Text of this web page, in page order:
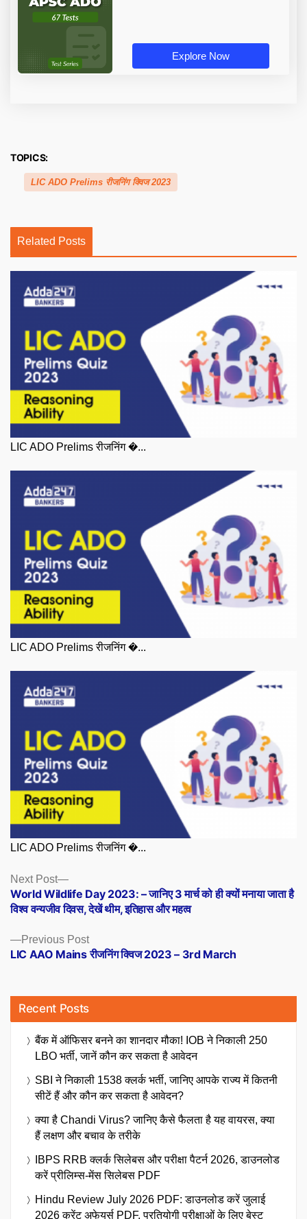
Explore Now
TOPICS:
LIC ADO Prelims रीजनिंग क्विज 2023
Related Posts
LIC ADO Prelims रीजनिंग �...
LIC ADO Prelims रीजनिंग �...
LIC ADO Prelims रीजनिंग �...
Posts
navigation
Previous PostPrevious
post:
LIC AAO Mains रीजनिंग क्विज 2023 – 3rd March
Next Post
Next
post:
World Wildlife Day 2023: – जानिए 3 मार्च को ही क्यों मनाया जाता है
विश्व वन्यजीव दिवस, देखें थीम, इतिहास और महत्व
Recent Posts
बैंक में ऑफिसर बनने का शानदार मौका! IOB ने निकाली 250
LBO भर्ती, जानें कौन कर सकता है आवेदन
SBI ने निकाली 1538 क्लर्क भर्ती, जानिए आपके राज्य में कितनी
सीटें हैं और कौन कर सकता है आवेदन?
क्या है Chandi Virus? जानिए कैसे फैलता है यह वायरस, क्या
हैं लक्षण और बचाव के तरीके
IBPS RRB क्लर्क सिलेबस और परीक्षा पैटर्न 2026, डाउनलोड
करें प्रीलिम्स-मेंस सिलेबस PDF
Hindu Review July 2026 PDF: डाउनलोड करें जुलाई
2026 करेंट अफेयर्स PDF, प्रतियोगी परीक्षाओं के लिए बेस्ट